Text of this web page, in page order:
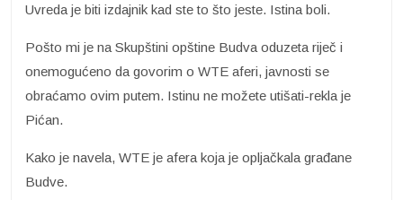
Uvreda je biti izdajnik kad ste to što jeste. Istina boli.
Pošto mi je na Skupštini opštine Budva oduzeta riječ i
onemogućeno da govorim o WTE aferi, javnosti se
obraćamo ovim putem. Istinu ne možete utišati-rekla je
Pićan.
Kako je navela, WTE je afera koja je opljačkala građane
Budve.